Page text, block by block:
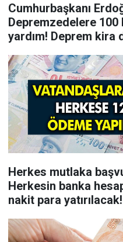
Cumhurbaşkanı
Depremzedelere 100
yardım! Deprem kira
Herkes mutlaka
Herkesin banka
nakit para yatırılacak!